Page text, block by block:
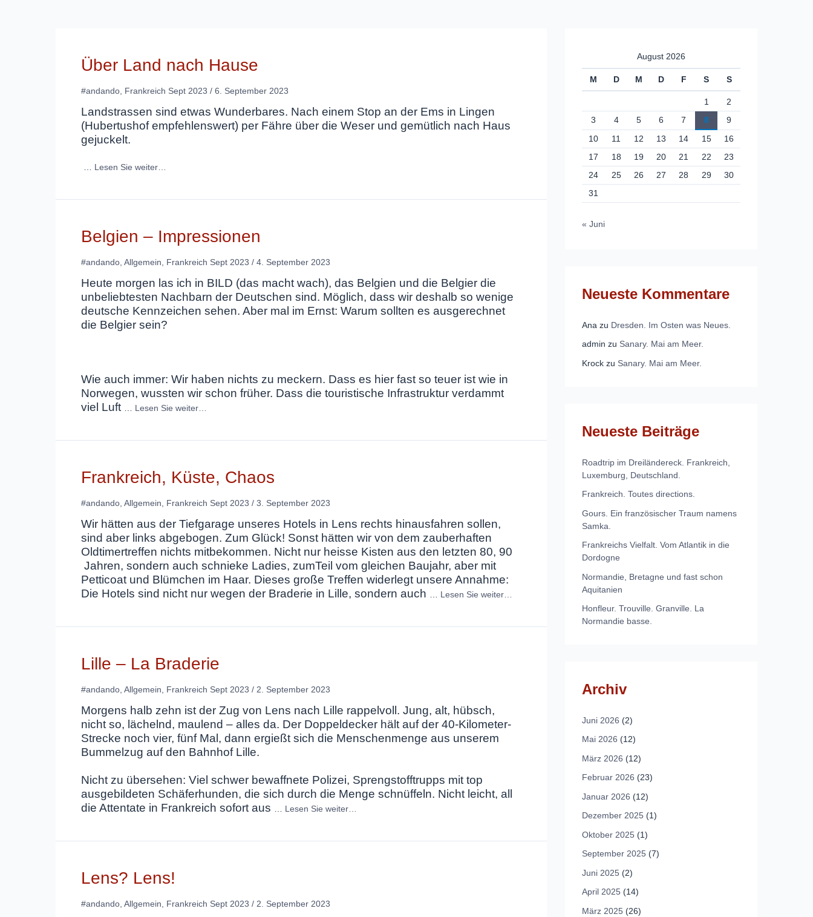
Über Land nach Hause
#andando Frankreich Sept 2023 / 6. September 2023
Landstrassen sind etwas Wunderbares. Nach einem Stop an der Ems in Lingen
(Hubertushof empfehlenswert) per Fähre über die Weser und gemütlich nach Haus
gejuckelt.
… Lesen Sie weiter…
Belgien – Impressionen
#andando, Allgemein, Frankreich Sept 2023 / 4. September 2023
Heute morgen las ich in BILD (das macht wach), das Belgien und die Belgier die
unbeliebtesten Nachbarn der Deutschen sind. Möglich, dass wir deshalb so wenige
deutsche Kennzeichen sehen. Aber mal im Ernst: Warum sollten es ausgerechnet
die Belgier sein?
Wie auch immer: Wir haben nichts zu meckern. Dass es hier fast so teuer ist wie in
Norwegen, wussten wir schon früher. Dass die touristische Infrastruktur verdammt
viel Luft
Lesen Sie weiter…
Frankreich, Küste, Chaos
#andando Allgemein Frankreich Sept 2023 / 3. September 2023
Wir hätten aus der Tiefgarage unseres Hotels in Lens rechts hinausfahren sollen,
sind aber links abgebogen. Zum Glück! Sonst hätten wir von dem zauberhaften
Oldtimertreffen nichts mitbekommen. Nicht nur heisse Kisten aus den letzten 80, 90
Jahren, sondern auch schnieke Ladies, zumTeil vom gleichen Baujahr, aber mit
Petticoat und Blümchen im Haar. Dieses große Treffen widerlegt unsere Annahme:
Die Hotels sind nicht nur wegen der Braderie in Lille, sondern auch
Lesen Sie weiter…
Lille – La Braderie
#andando Allgemein Frankreich Sept 2023 / 2. September 2023
Morgens halb zehn ist der Zug von Lens nach Lille rappelvoll. Jung, alt, hübsch,
nicht so, lächelnd, maulend – alles da. Der Doppeldecker hält auf der 40-Kilometer-
Strecke noch vier, fünf Mal, dann ergießt sich die Menschenmenge aus unserem
Bummelzug auf den Bahnhof Lille.
Nicht zu übersehen: Viel schwer bewaffnete Polizei, Sprengstofftrupps mit top
ausgebildeten Schäferhunden, die sich durch die Menge schnüffeln. Nicht leicht, all
die Attentate in Frankreich sofort aus
Lesen Sie weiter…
Lens? Lens!
#andando Allgemein Frankreich Sept 2023 / 2. September 2023
August 2026
M D M D F S S
1
2
3
4 5 6 7 8
9
10
11 12 13 14 15
16
17
18 19 20 21 22
23
24
25 26 27 28 29
30
31
« Juni
Neueste Kommentare
Ana zu Dresden. Im Osten was Neues.
admin zu Sanary. Mai am Meer.
Krock zu Sanary. Mai am Meer.
Neueste Beiträge
Roadtrip im Dreiländereck. Frankreich,
Luxemburg, Deutschland.
Frankreich. Toutes directions.
Gours. Ein französischer Traum namens
Samka.
Frankreichs Vielfalt. Vom Atlantik in die
Dordogne
Normandie, Bretagne und fast schon
Aquitanien
Honfleur. Trouville. Granville. La
Normandie basse.
Archiv
Juni 2026 (2)
Mai 2026 (12)
März 2026 (12)
Februar 2026 (23)
Januar 2026 (12)
Dezember 2025 (1)
Oktober 2025 (1)
September 2025 (7)
Juni 2025 (2)
April 2025 (14)
März 2025 (26)